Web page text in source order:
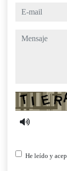
e-mail
mensaje
Captcha
He leído y